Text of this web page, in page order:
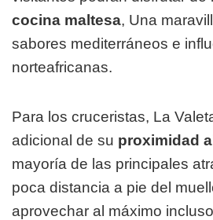
cocina maltesa, Una
sabores mediterráneos e
norteafricanas.
Para los cruceristas, La
adicional de su proximidad
mayoría de las principales
poca distancia a pie del
aprovechar al máximo